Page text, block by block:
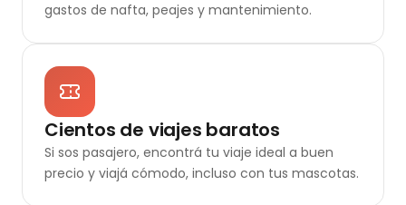
gastos de nafta, peajes y mantenimiento.
Cientos de viajes baratos
Si sos pasajero, encontrá tu viaje ideal a buen
precio y viajá cómodo, incluso con tus mascotas.